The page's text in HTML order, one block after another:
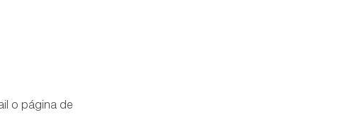
o página de